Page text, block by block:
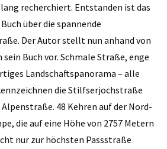
recherchiert. Entstanden ist das
über die spannende
Der Autor stellt nun anhand von
Buch vor. Schmale Straße, enge
Landschaftspanorama – alle
die Stilfserjochstraße
48 Kehren auf der Nord-
die auf eine Höhe von 2757 Metern
nur zur höchsten Passstraße